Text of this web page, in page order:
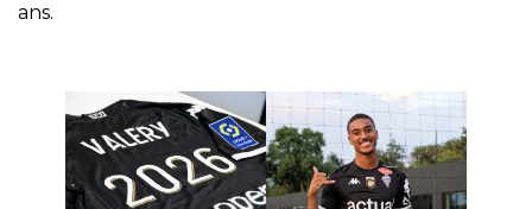
ans.